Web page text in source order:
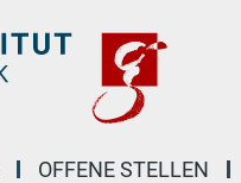
OFFENE STELLEN